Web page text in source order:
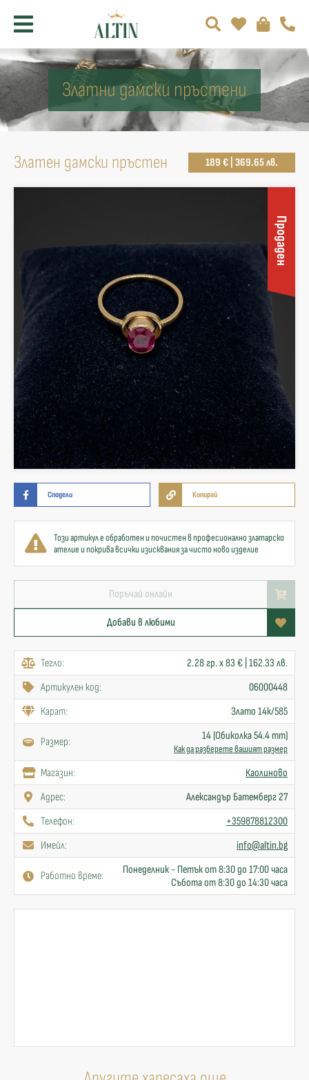
Златни дамски пръстени
Златен дамски пръстен 189 € | 369.65 лв.
Продаден
Сподели Копирай
Този артикул е обработен и почистен в професионално златарско
ателие и покрива всички изисквания за чисто ново изделие
Поръчай онлайн
Добави в любими
Тегло:
2.28 гр. x 83 € | 162.33 лв.
Артикулен код:
06000448
Карат:
Злато 14к/585
Размер: 14 (Обиколка 54.4 mm)
Как да разберете вашият размер
Mагазин:
Каолиново
Адрес:
Александър Батемберг 27
Телефон:
+359878812300
Имейл:
info@altin.bg
Работно време:
Понеделник - Петък от 8:30 до 17:00 часа
Събота от 8:30 до 14:30 часа